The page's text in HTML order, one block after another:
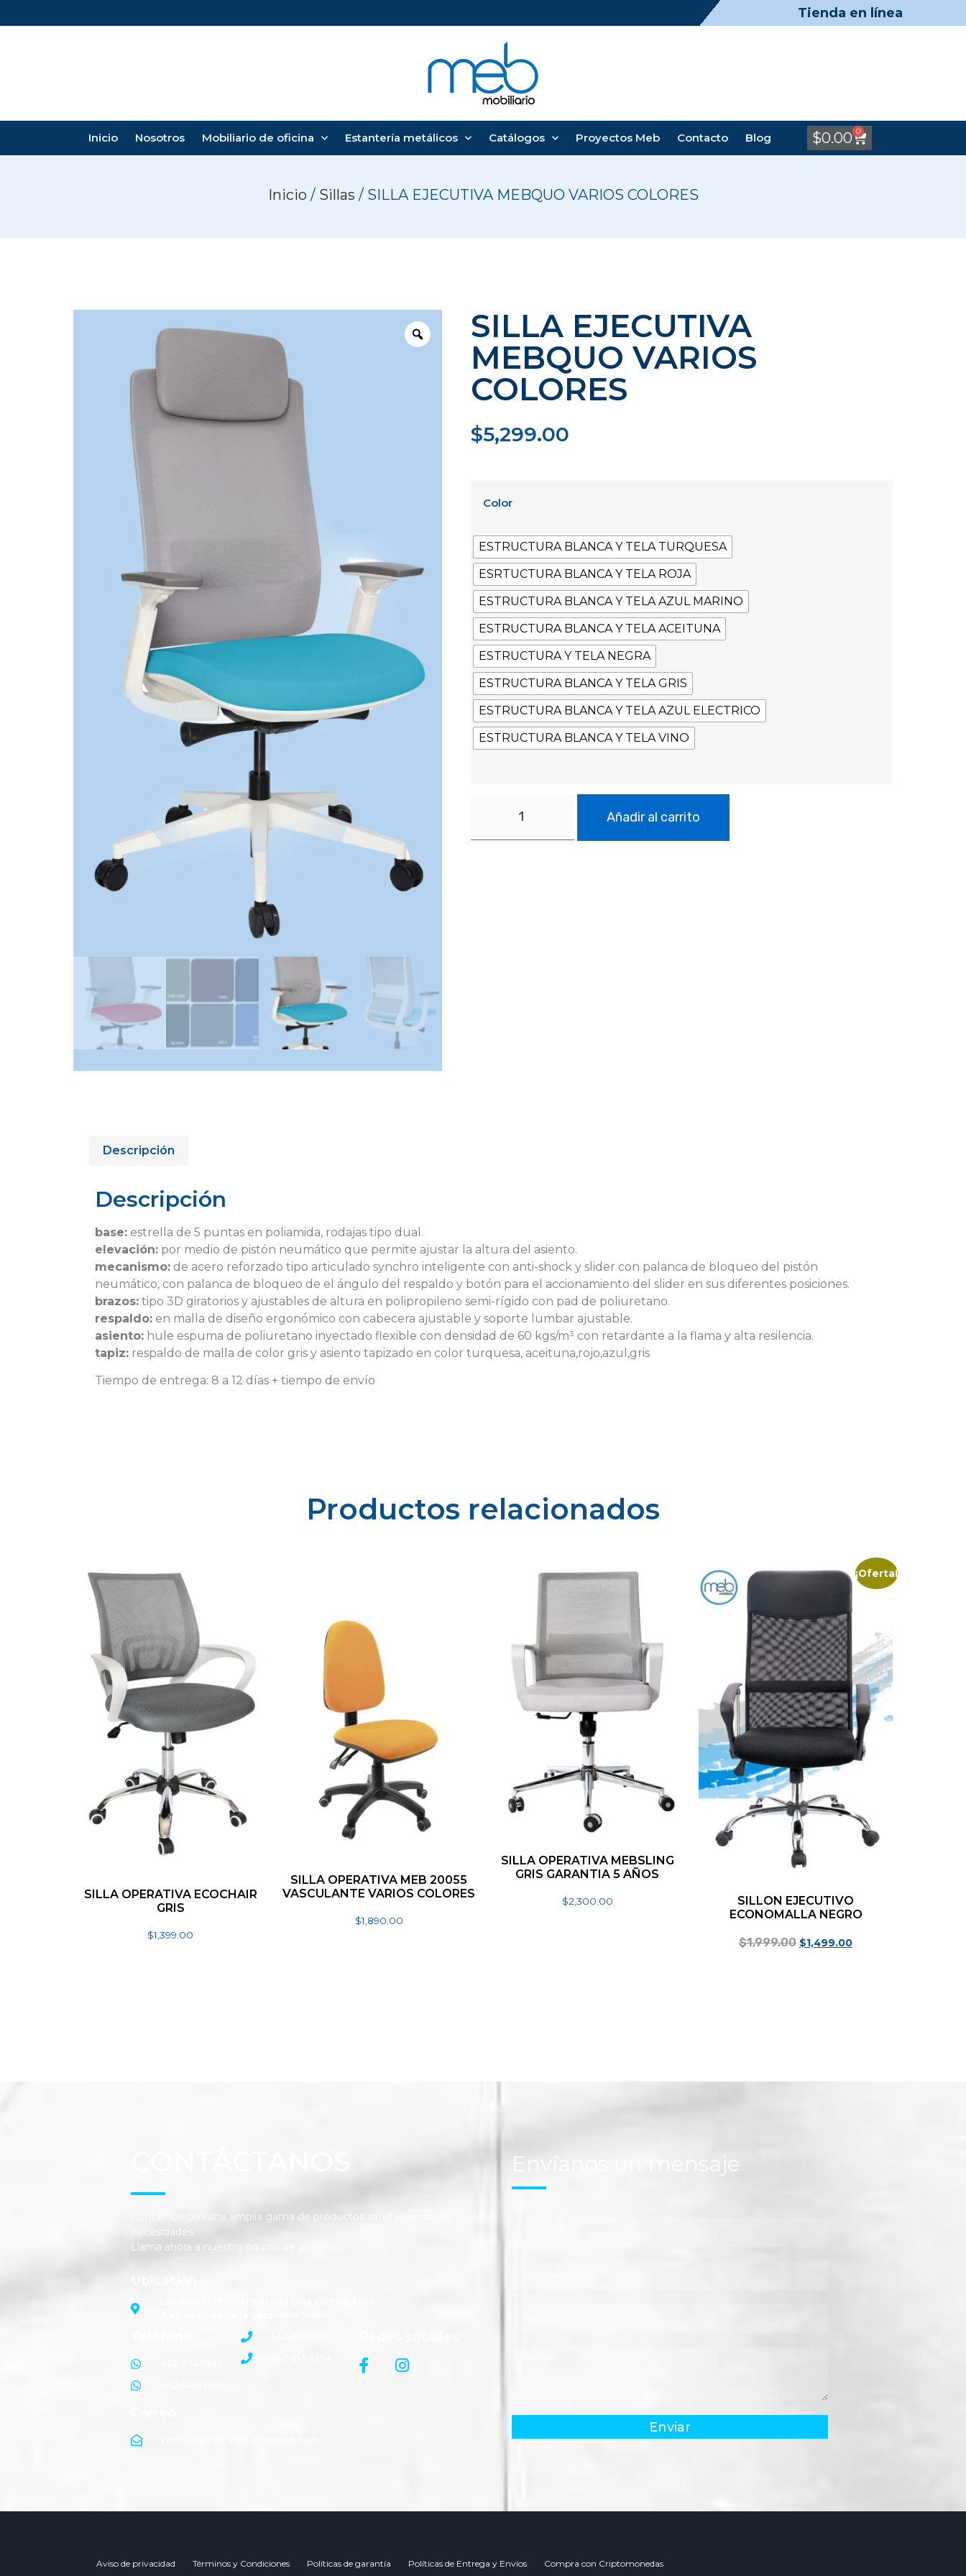
Tienda en línea
Inicio Nosotros Mobiliario de oficina Estantería metálicos Catálogos Proyectos Meb Contacto Blog $0.00 0
Inicio / Sillas / SILLA EJECUTIVA MEBQUO VARIOS COLORES
SILLA EJECUTIVA
MEBQUO VARIOS
COLORES
$5,299.00
Color
ESTRUCTURA BLANCA Y TELA TURQUESA
ESRTUCTURA BLANCA Y TELA ROJA
ESTRUCTURA BLANCA Y TELA AZUL MARINO
ESTRUCTURA BLANCA Y TELA ACEITUNA
ESTRUCTURA Y TELA NEGRA
ESTRUCTURA BLANCA Y TELA GRIS
ESTRUCTURA BLANCA Y TELA AZUL ELECTRICO
ESTRUCTURA BLANCA Y TELA VINO
Añadir al carrito
Descripción
Descripción
base: estrella de 5 puntas en poliamida, rodajas tipo dual.
elevación: por medio de pistón neumático que permite ajustar la altura del asiento.
mecanismo: de acero reforzado tipo articulado synchro inteligente con anti-shock y slider con palanca de bloqueo del pistón
neumático, con palanca de bloqueo de el ángulo del respaldo y botón para el accionamiento del slider en sus diferentes posiciones.
brazos: tipo 3D giratorios y ajustables de altura en polipropileno semi-rígido con pad de poliuretano.
respaldo: en malla de diseño ergonómico con cabecera ajustable y soporte lumbar ajustable.
asiento: hule espuma de poliuretano inyectado flexible con densidad de 60 kgs/m³ con retardante a la flama y alta resilencia.
tapiz: respaldo de malla de color gris y asiento tapizado en color turquesa, aceituna,rojo,azul,gris
Tiempo de entrega: 8 a 12 días + tiempo de envío
Productos relacionados
SILLA OPERATIVA ECOCHAIR
GRIS
$1,399.00
SILLA OPERATIVA MEB 20055
VASCULANTE VARIOS COLORES
$1,890.00
SILLA OPERATIVA MEBSLING
GRIS GARANTIA 5 AÑOS
$2,300.00
¡Oferta!
SILLON EJECUTIVO
ECONOMALLA NEGRO
$1,999.00 $1,499.00
Contamos con una amplia gama de productos satisfaciendo tus
necesidades.
Llama ahora a nuestro equipo de asesores.
Envíanos un mensaje
Enviar
Aviso de privacidad Términos y Condiciones Políticas de garantía Políticas de Entrega y Envíos Compra con Criptomonedas